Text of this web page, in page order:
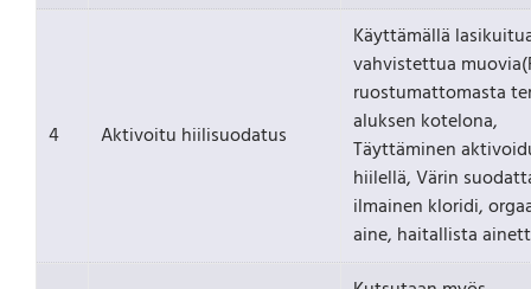
4 Aktivoitu hiilisuodatus
Käyttämällä
vahvistettua
ruostumattomasta
aluksen kotelona,
Täyttäminen
hiilellä, Värin
ilmainen kloridi,
aine, haitallista